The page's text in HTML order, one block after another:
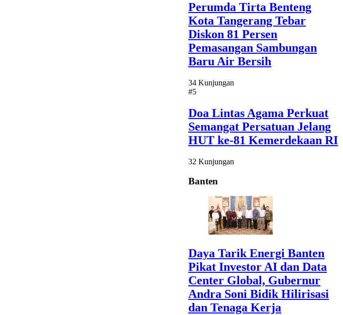
Perumda Tirta Benteng
Kota Tangerang Tebar
Diskon 81 Persen
Pemasangan Sambungan
Baru Air Bersih
34 Kunjungan
#5
Doa Lintas Agama Perkuat
Semangat Persatuan Jelang
HUT ke-81 Kemerdekaan RI
32 Kunjungan
Banten
Daya Tarik Energi Banten
Pikat Investor AI dan Data
Center Global, Gubernur
Andra Soni Bidik Hilirisasi
dan Tenaga Kerja